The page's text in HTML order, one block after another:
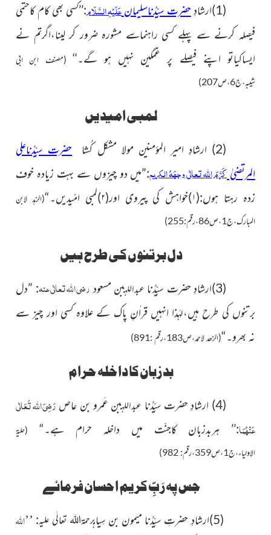
(1)ارشادِ حضرت سیِّدُناسلیمان عَلَیْہِ السَّلَام:’’کسی بھی کام کاحتمی
فیصلہ کرنے سے پہلے کسی راہنماسے مشورہ ضرور کر لینا،اگرتم نے
ایساکیاتو اپنے فیصلے پر غمگین نہیں ہو گے۔‘‘ (مصنف ابن ابی
شیبہ،ج6،ص207)
لمبی امیدیں
(2) ارشادِ امیر المؤمنین مولا مشکل کُشا
حضرت سیِّدُناعلی
المرتضیٰکَرَّمَ اللہ تعالٰی وجہَہُ الکریم:”میں دو چیزوں سے بہت زیادہ خوف
زدہ رہتا ہوں:(۱) خواہش کی پیروی اور(۲) لمبی امّیدیں۔“(الزهد لابن
المبارك،ج1،ص86،رقم:255)
دل برتنوں کی طرح ہیں
(3)ارشادِ حضرت سیِّدُنا عبداللہبن مسعود رضی اللہ تعالٰی عنہ:
”دل
برتنوں کی طرح ہیں،لہٰذا انہیں قراٰنِ پاک کے علاوہ کسی اور چیز سے
نہ بھرو۔“(الزھد لاحمد،ص183،رقم :891)
بد زبان کا داخلہ حرام
(4) ارشادِ حضرت سیِّدُنا عبداللہبن عَمرو بن عاص رَضِیَ اللہ تَعَالٰی
عَنْہُمَا:’’ ہربدزبان کاجنّت میں داخلہ حرام ہے۔“
(حلیۃ
الاولیاء،ج1،ص359،رقم: 982)
جس پہ رَبِِّ کریم احسان فرمائے
(5)ارشادِ حضرتِ سیِّدُنا میمون بن سِیاہ رحمۃاللہ تعالٰی علیہ:
’’اللہ